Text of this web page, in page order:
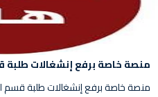
منصة خاصة برفع إنشغالات طلبة
منصة خاصة برفع إنشغالات طلبة قسم